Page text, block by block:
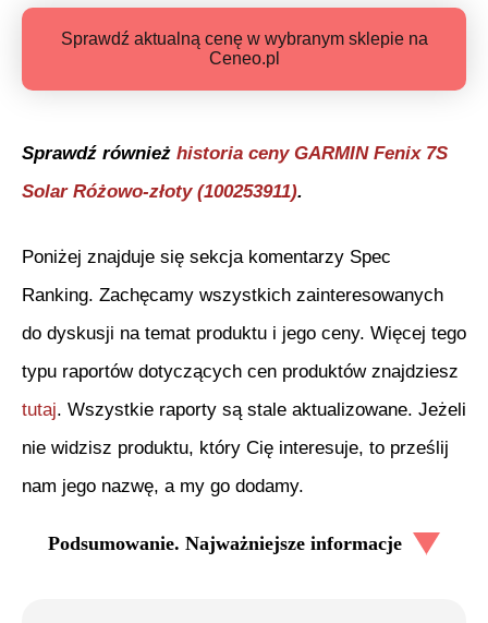
Sprawdź aktualną cenę w wybranym sklepie na
Ceneo.pl
Sprawdź również historia ceny GARMIN Fenix 7S
Solar Różowo-złoty (100253911).
Poniżej znajduje się sekcja komentarzy Spec
Ranking. Zachęcamy wszystkich zainteresowanych
do dyskusji na temat produktu i jego ceny. Więcej tego
typu raportów dotyczących cen produktów znajdziesz
tutaj. Wszystkie raporty są stale aktualizowane. Jeżeli
nie widzisz produktu, który Cię interesuje, to prześlij
nam jego nazwę, a my go dodamy.
Podsumowanie. Najważniejsze informacje